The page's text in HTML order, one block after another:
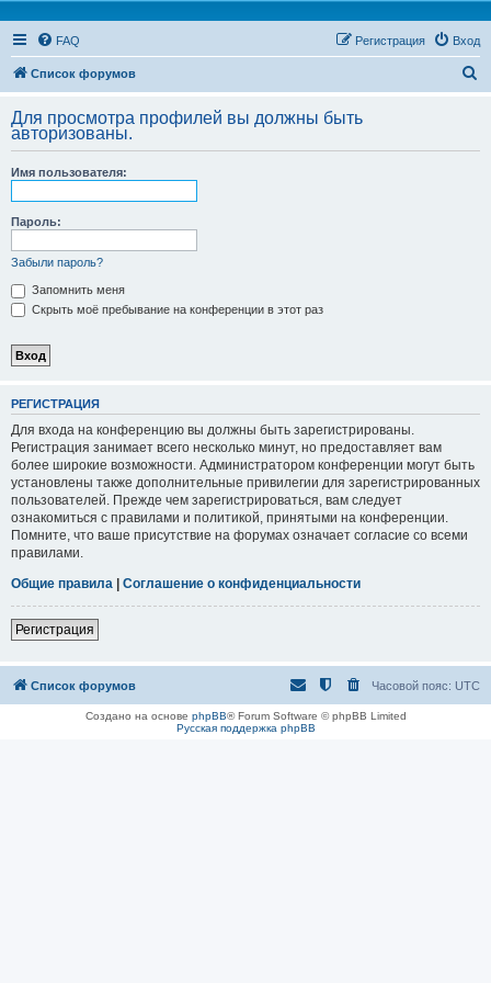
FAQ Вход
Регистрация
Список форумов
с
Для просмотра профилей вы должны быть
авторизованы.
Имя пользователя:
Пароль:
Забыли пароль?
Запомнить меня
Скрыть моё пребывание на конференции в этот раз
РЕГИСТРАЦИЯ
Для входа на конференцию вы должны быть зарегистрированы.
Регистрация занимает всего несколько минут, но предоставляет вам
более широкие возможности. Администратором конференции могут быть
установлены также дополнительные привилегии для зарегистрированных
пользователей. Прежде чем зарегистрироваться, вам следует
ознакомиться с правилами и политикой, принятыми на конференции.
Помните, что ваше присутствие на форумах означает согласие со всеми
правилами.
Общие правила | Соглашение о конфиденциальности
Регистрация
Список форумов Часовой пояс: UTC
Создано на основе phpBB® Forum Software © phpBB Limited
Русская поддержка phpBB